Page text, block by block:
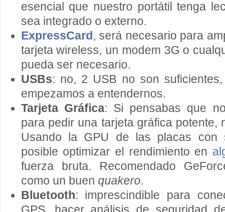
esencial que nuestro portátil tenga
sea integrado o externo.
ExpressCard , será necesario para
tarjeta wireless, un modem 3G o
pueda ser necesario.
USBs: no, 2 USB no son
empezamos a entendernos.
Tarjeta Gráfica: Si pensabas que
para pedir una tarjeta gráfica potente,
Usando la GPU de las placas con
posible optimizar el rendimiento en
fuerza bruta. Recomendado
como un buen quakero.
Bluetooth: imprescindible para